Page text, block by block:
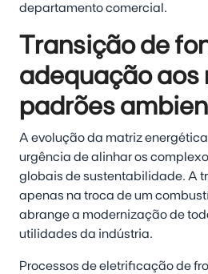
departamento comercial.
Transição de
adequação aos
padrões
A evolução da matriz
urgência de alinhar os
globais de sustentabilidade. A
apenas na troca de um
abrange a modernização de
utilidades da indústria.
Processos de eletrificação de